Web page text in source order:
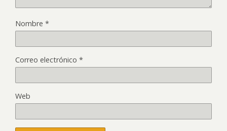
Nombre *
Correo electrónico *
Web